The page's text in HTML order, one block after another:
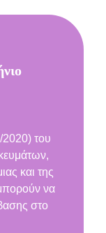
του
και της
να
στο